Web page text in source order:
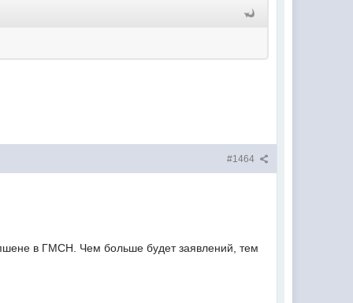
#1464
в ГМСН. Чем больше будет заявлений, тем